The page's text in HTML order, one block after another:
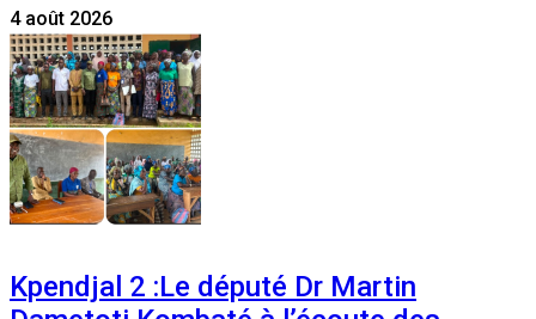
4 août 2026
Kpendjal 2 :Le député Dr Martin